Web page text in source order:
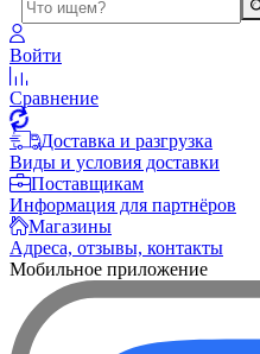
Войти
Сравнение
Доставка и разгрузка
Виды и условия доставки
Поставщикам
Информация для партнёров
Магазины
Адреса, отзывы, контакты
Мобильное приложение